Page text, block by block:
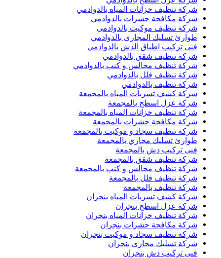
شركة تنظيف خزانات المياه بالدوادمي
شركة مكافحة حشرات بالدوادمي
شركة تنظيف موكيت بالدوادمى
طوارئ تسليك المجارى بالدوادمي
فنى تركيب اطباق الدش بالدوادمي
شركة تنظيف شقق بالدوادمي
شركة تنظيف مجالس و كنب بالدوادمي
شركة تنظيف فلل بالدوادمي
شركة تنظيف بالدوادمي
شركة كشف تسربات المياه بالمجمعة
شركة عزل اسطح بالمجمعة
شركة تنظيف خزانات المياه بالمجمعة
شركة مكافحة حشرات بالمجمعة
شركة تنظيف سجاد و موكيت بالمجمعة
طوارئ تسليك مجاري بالمجمعة
فنى تركيب دش بالمجمعة
شركة تنظيف شقق بالمجمعة
شركة تنظيف مجالس و كنب بالمجمعة
شركة تنظيف فلل بالمجمعة
شركة تنظيف بالمجمعة
شركة كشف تسربات المياه بنجران
شركة عزل اسطح بنجران
شركة تنظيف خزانات المياه بنجران
شركة مكافحة حشرات بنجران
شركة تنظيف سجاد و موكيت بنجران
شركة تسليك مجاري بنجران
فنى تركيب دش بنجران